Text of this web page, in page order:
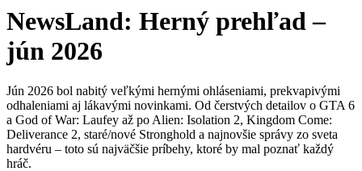
NewsLand: Herný prehľad –
jún 2026
Jún 2026 bol nabitý veľkými hernými ohláseniami, prekvapivými
odhaleniami aj lákavými novinkami. Od čerstvých detailov o GTA 6
a God of War: Laufey až po Alien: Isolation 2, Kingdom Come:
Deliverance 2, staré/nové Stronghold a najnovšie správy zo sveta
hardvéru – toto sú najväčšie príbehy, ktoré by mal poznať každý
hráč.